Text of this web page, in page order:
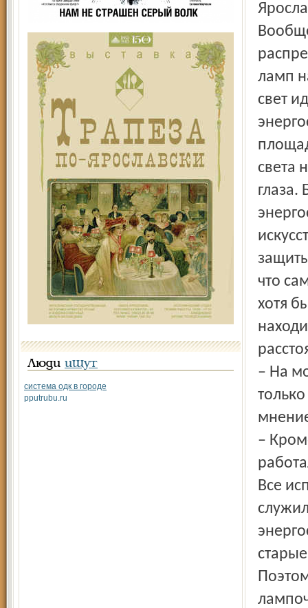
Люди ищут
система одк в городе
pputrubu.ru
ламп
свет
света
глаза.
что
хотя
– На
–
Все